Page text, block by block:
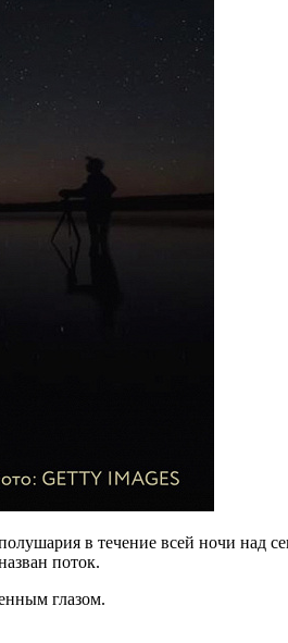
в течение всей ночи над
поток.
глазом.